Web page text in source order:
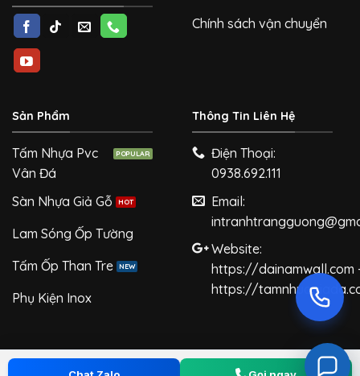
Chính sách vận chuyển
Sản Phẩm
Tấm Nhựa Pvc
Vân Đá
Sàn Nhựa Giả Gỗ
Lam Sóng Ốp Tường
Tấm Ốp Than Tre
Phụ Kiện Inox
Thông Tin Liên Hệ
Điện Thoại:
0938.692.111
Email:
Website:
https://dainamwall.com
https://